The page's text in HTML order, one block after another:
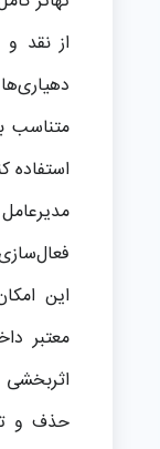
از نقد
متناسب
استفاده
این
معتبر
حذف و